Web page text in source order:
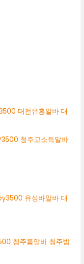
대전유흥알바 대
청주고소득알바
유성바알바 대
청주룸알바 청주밤